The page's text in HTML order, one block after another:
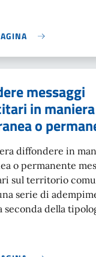
messaggi
in maniera
o
diffondere in
o permanente
sul territorio
serie di
seconda della